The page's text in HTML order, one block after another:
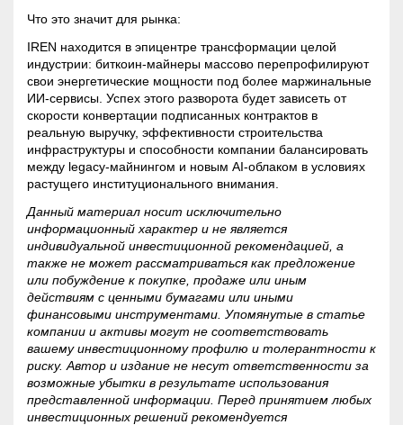
Что это значит для рынка:
IREN находится в эпицентре трансформации целой
индустрии: биткоин-майнеры массово перепрофилируют
свои энергетические мощности под более маржинальные
ИИ-сервисы. Успех этого разворота будет зависеть от
скорости конвертации подписанных контрактов в
реальную выручку, эффективности строительства
инфраструктуры и способности компании балансировать
между legacy-майнингом и новым AI-облаком в условиях
растущего институционального внимания.
Данный материал носит исключительно
информационный характер и не является
индивидуальной инвестиционной рекомендацией, а
также не может рассматриваться как предложение
или побуждение к покупке, продаже или иным
действиям с ценными бумагами или иными
финансовыми инструментами. Упомянутые в статье
компании и активы могут не соответствовать
вашему инвестиционному профилю и толерантности к
риску. Автор и издание не несут ответственности за
возможные убытки в результате использования
представленной информации. Перед принятием любых
инвестиционных решений рекомендуется